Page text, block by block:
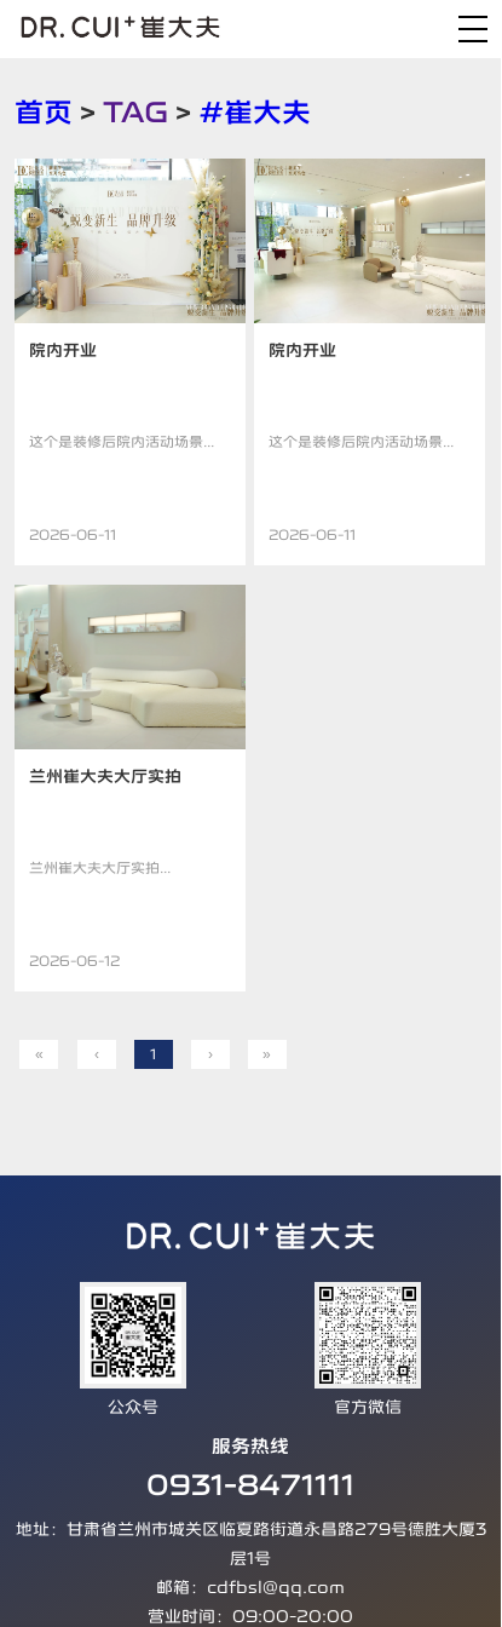
首页 >TAG > #崔大夫
院内开业
这个是装修后院内活动场景...
2026-06-11
院内开业
这个是装修后院内活动场景...
2026-06-11
兰州崔大夫大厅实拍
兰州崔大夫大厅实拍...
2026-06-12
« ‹ 1 › »
官方微信
公众号
服务热线
0931-8471111
地址：甘肃省兰州市城关区临夏路街道永昌路279号德胜大厦3
层1号
邮箱：cdfbsl@qq.com
营业时间：09:00-20:00